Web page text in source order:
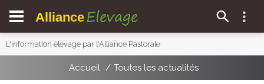
Alliance Elevage
L'information élevage par l'Alliance Pastorale
Accueil Toutes les actualités